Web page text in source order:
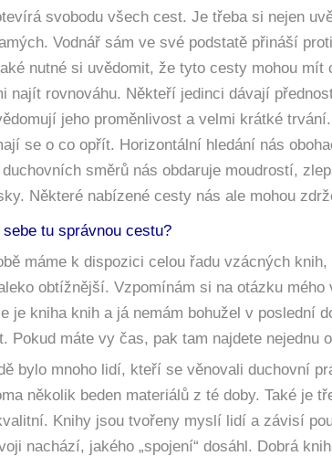
svobodu všech cest. Je třeba si nejen
Vodnář sám ve své podstatě přináší
nutné si uvědomit, že tyto cesty mohou
najít rovnováhu. Někteří jedinci dávají
jeho proměnlivost a velmi krátké
se o co opřít. Horizontální hledání nás
směrů nás obdaruje moudrostí,
Některé nabízené cesty nás ale mohou
tu správnou cestu?
máme k dispozici celou řadu vzácných
obtížnější. Vzpomínám si na otázku
je kniha knih a já nemám bohužel v poslední
Pokud máte vy čas, pak tam najdete nejednu
bylo mnoho lidí, kteří se věnovali duchovní
několik beden materiálů z té doby. Také je
Knihy jsou tvořeny myslí lidí a závisí
nachází, jakého „spojení“ dosáhl. Dobrá